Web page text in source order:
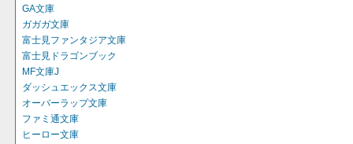
GA文庫
ガガガ文庫
富士見ファンタジア文庫
富士見ドラゴンブック
MF文庫J
ダッシュエックス文庫
オーバーラップ文庫
ファミ通文庫
ヒーロー文庫